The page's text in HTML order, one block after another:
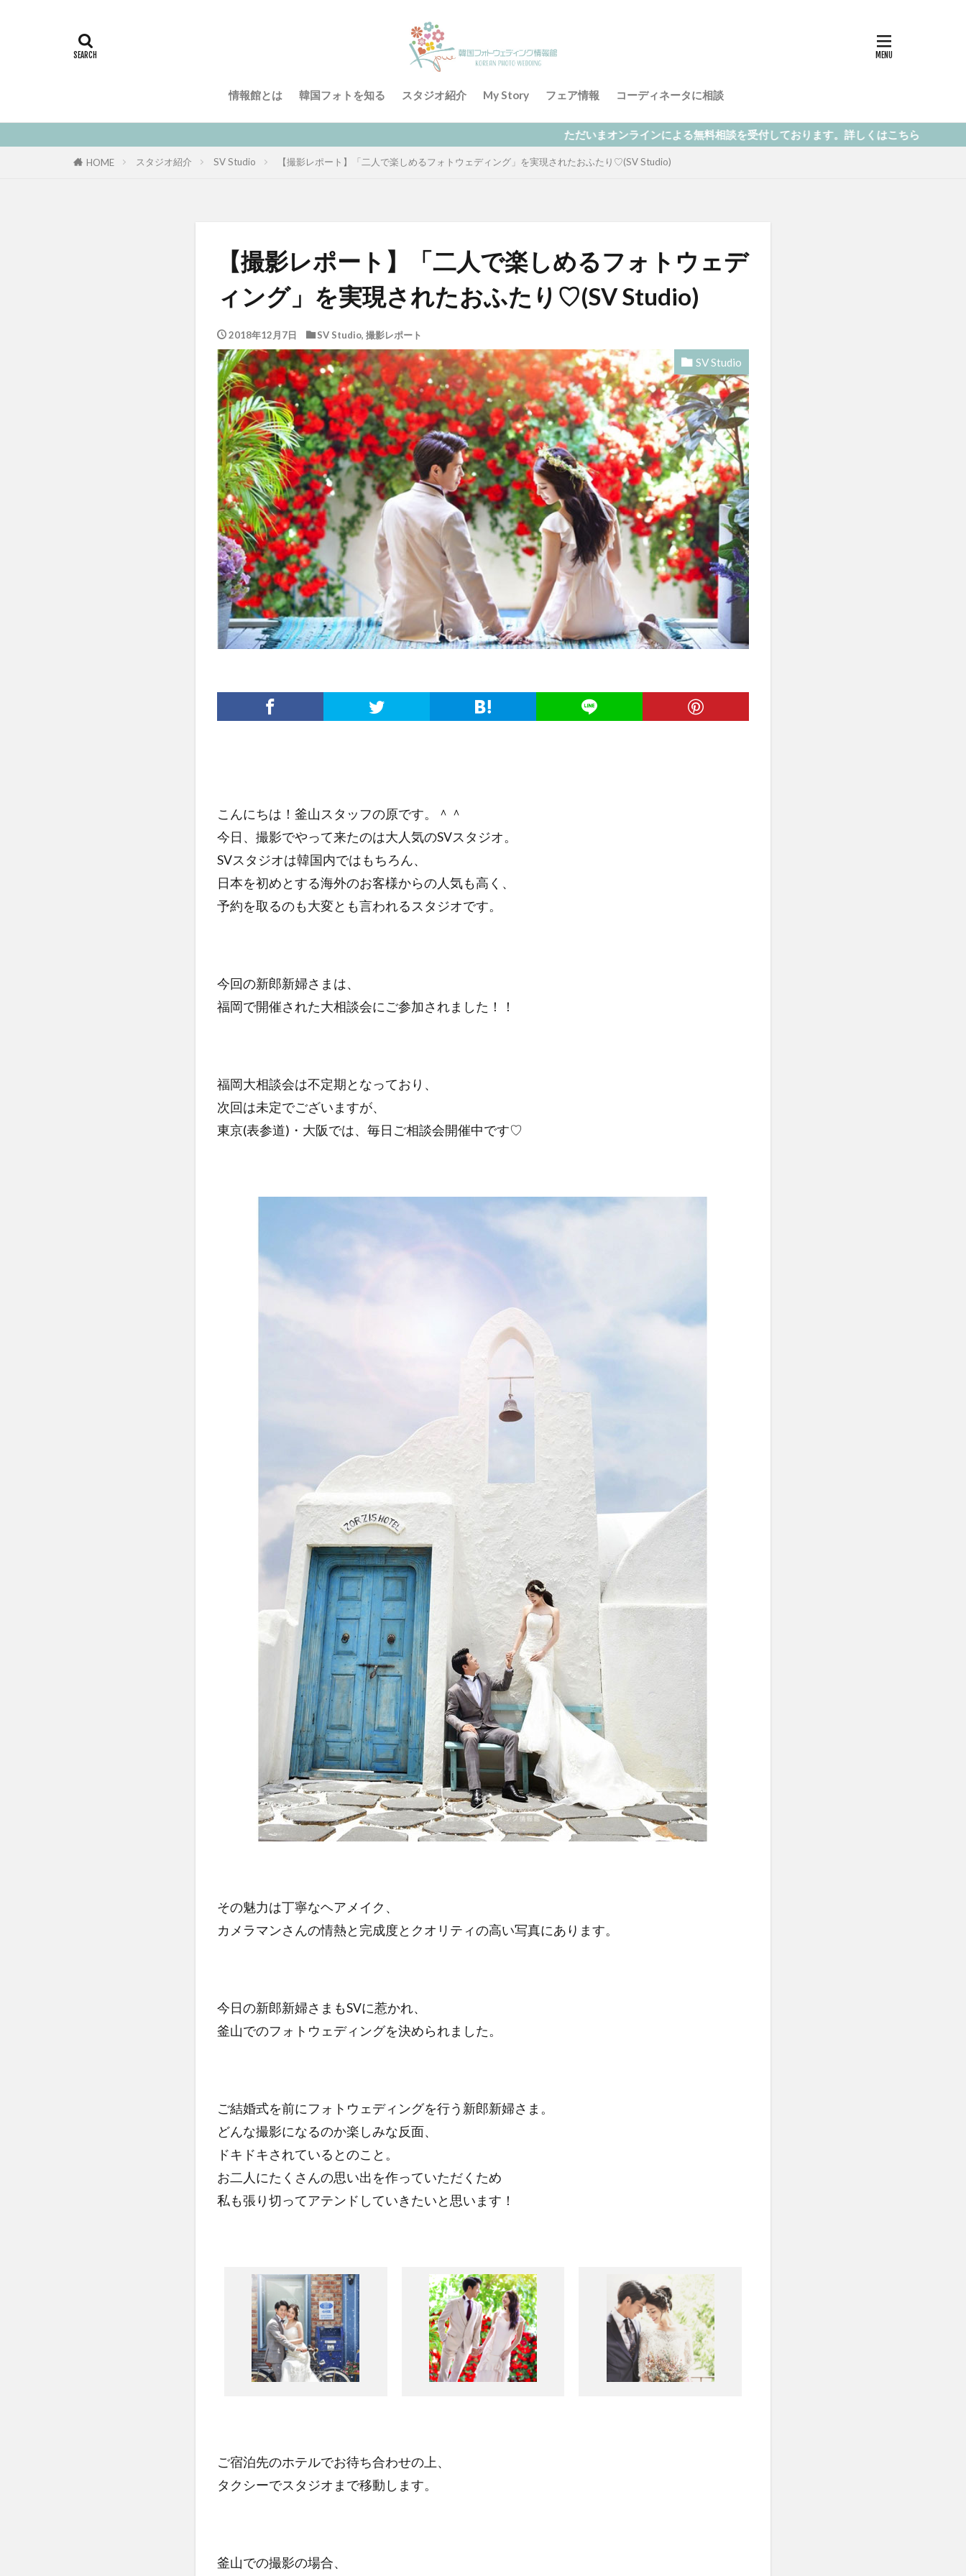
情報館とは 韓国フォトを知る スタジオ紹介 My Story フェア情報 コーディネータに相談
ただいまオンラインによる無料相談を受付しております。詳しくはこちら
HOME スタジオ紹介 SV Studio 【撮影レポート】「二人で楽しめるフォトウェディング」を実現されたおふたり♡(SV Studio)
【撮影レポート】「二人で楽しめるフォトウェデ
ィング」を実現されたおふたり♡(SV Studio)
2018年12月7日 SV Studio, 撮影レポート
SV Studio
こんにちは！釜山スタッフの原です。＾＾
今日、撮影でやって来たのは大人気のSVスタジオ。
SVスタジオは韓国内ではもちろん、
日本を初めとする海外のお客様からの人気も高く、
予約を取るのも大変とも言われるスタジオです。
今回の新郎新婦さまは、
福岡で開催された大相談会にご参加されました！！
福岡大相談会は不定期となっており、
次回は未定でございますが、
東京(表参道)・大阪では、毎日ご相談会開催中です♡
その魅力は丁寧なヘアメイク、
カメラマンさんの情熱と完成度とクオリティの高い写真にあります。
今日の新郎新婦さまもSVに惹かれ、
釜山でのフォトウェディングを決められました。
ご結婚式を前にフォトウェディングを行う新郎新婦さま。
どんな撮影になるのか楽しみな反面、
ドキドキされているとのこと。
お二人にたくさんの思い出を作っていただくため
私も張り切ってアテンドしていきたいと思います！
ご宿泊先のホテルでお待ち合わせの上、
タクシーでスタジオまで移動します。
釜山での撮影の場合、